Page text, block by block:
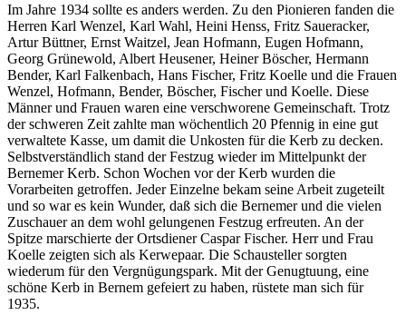
Im Jahre 1934 sollte es anders werden. Zu den Pionieren fanden die
Herren Karl Wenzel, Karl Wahl, Heini Henss, Fritz Saueracker,
Artur Büttner, Ernst Waitzel, Jean Hofmann, Eugen Hofmann,
Georg Grünewold, Albert Heusener, Heiner Böscher, Hermann
Bender, Karl Falkenbach, Hans Fischer, Fritz Koelle und die Frauen
Wenzel, Hofmann, Bender, Böscher, Fischer und Koelle. Diese
Männer und Frauen waren eine verschworene Gemeinschaft. Trotz
der schweren Zeit zahlte man wöchentlich 20 Pfennig in eine gut
verwaltete Kasse, um damit die Unkosten für die Kerb zu decken.
Selbstverständlich stand der Festzug wieder im Mittelpunkt der
Bernemer Kerb. Schon Wochen vor der Kerb wurden die
Vorarbeiten getroffen. Jeder Einzelne bekam seine Arbeit zugeteilt
und so war es kein Wunder, daß sich die Bernemer und die vielen
Zuschauer an dem wohl gelungenen Festzug erfreuten. An der
Spitze marschierte der Ortsdiener Caspar Fischer. Herr und Frau
Koelle zeigten sich als Kerwepaar. Die Schausteller sorgten
wiederum für den Vergnügungspark. Mit der Genugtuung, eine
schöne Kerb in Bernem gefeiert zu haben, rüstete man sich für
1935.